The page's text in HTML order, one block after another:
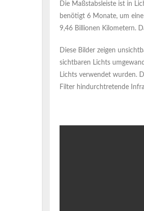
Die Maßstabsleiste ist in
benötigt 6 Monate, um
9,46 Billionen Kilometern.
Diese Bilder zeigen
sichtbaren Lichts
Lichts verwendet wurden.
Filter hindurchtretende